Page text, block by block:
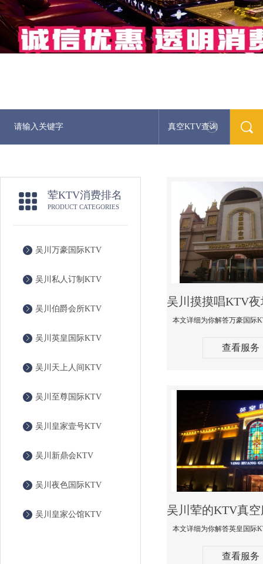
真空KTV查询
荤KTV消费排名
PRODUCT CATEGORIES
吴川万豪国际KTV
吴川私人订制KTV
吴川伯爵会所KTV
吴川英皇国际KTV
吴川天上人间KTV
吴川至尊国际KTV
吴川皇家壹号KTV
吴川新鼎会KTV
吴川夜色国际KTV
吴川皇家公馆KTV
查看服务
查看服务